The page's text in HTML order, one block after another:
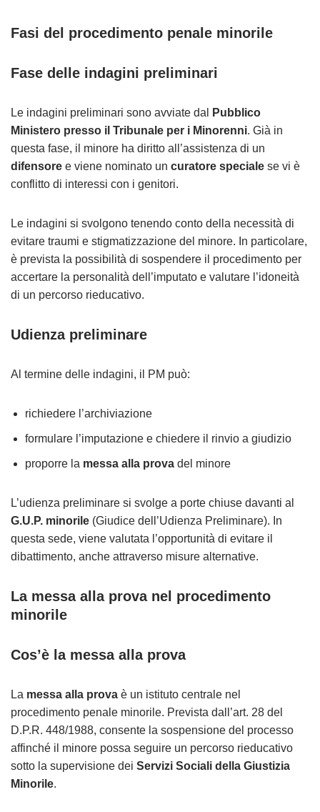
Fasi del procedimento penale minorile
Fase delle indagini preliminari
Le indagini preliminari sono avviate dal
Pubblico
Ministero presso il Tribunale per i Minorenni. Già in
questa fase, il minore ha diritto all’assistenza di un
difensore e viene nominato un curatore speciale se vi è
conflitto di interessi con i genitori.
Le indagini si svolgono tenendo conto della necessità di
evitare traumi e stigmatizzazione del minore. In particolare,
è prevista la possibilità di sospendere il procedimento per
accertare la personalità dell’imputato e valutare l’idoneità
di un percorso rieducativo.
Udienza preliminare
Al termine delle indagini, il PM può:
richiedere l’archiviazione
formulare l’imputazione e chiedere il rinvio a giudizio
proporre la messa alla prova del minore
L’udienza preliminare si svolge a porte chiuse davanti al
G.U.P. minorile (Giudice dell’Udienza Preliminare). In
questa sede, viene valutata l’opportunità di evitare il
dibattimento, anche attraverso misure alternative.
La messa alla prova nel procedimento
minorile
Cos’è la messa alla prova
La messa alla prova è un istituto centrale nel
procedimento penale minorile. Prevista dall’art. 28 del
D.P.R. 448/1988, consente la sospensione del processo
affinché il minore possa seguire un percorso rieducativo
sotto la supervisione dei Servizi Sociali della Giustizia
Minorile.